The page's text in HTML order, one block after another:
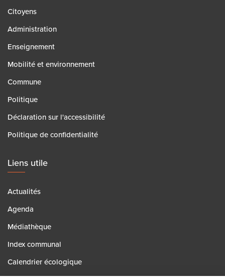
Citoyens
Administration
Enseignement
Mobilité et environnement
Commune
Politique
Déclaration sur l'accessibilité
Politique de confidentialité
Liens utile
Actualités
Agenda
Médiathèque
Index communal
Calendrier écologique